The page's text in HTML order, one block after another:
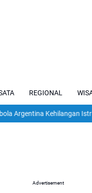
REGIONAL
Kehilangan Istri dan Dua
Advertisement